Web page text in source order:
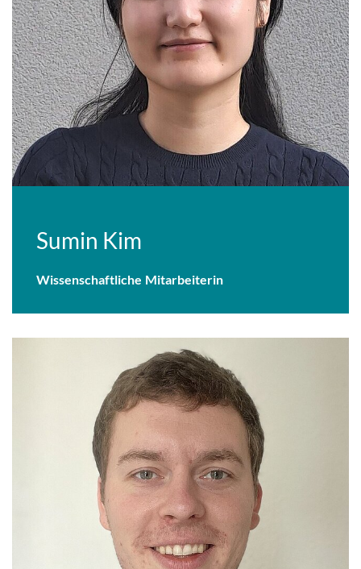
Sumin Kim
Wissenschaftliche Mitarbeiterin